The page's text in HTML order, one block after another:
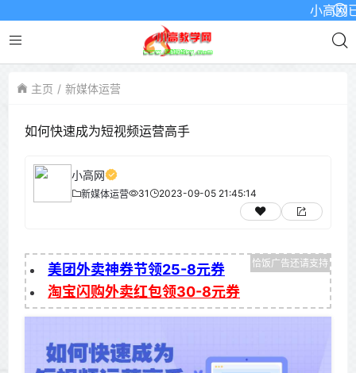
小高网已
主页 新媒体运营
如何快速成为短视频运营高手
小高网
新媒体运营 31 2023-09-05 21:45:14
美团外卖神券节领25-8元券
淘宝闪购外卖红包领30-8元券